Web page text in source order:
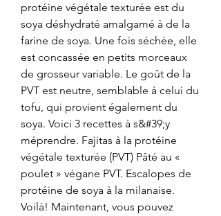
protéine végétale texturée est du
soya déshydraté amalgamé à de la
farine de soya. Une fois séchée, elle
est concassée en petits morceaux
de grosseur variable. Le goût de la
PVT est neutre, semblable à celui du
tofu, qui provient également du
soya. Voici 3 recettes à s&#39;y
méprendre. Fajitas à la protéine
végétale texturée (PVT) Pâté au «
poulet » végane PVT. Escalopes de
protéine de soya à la milanaise.
Voilà! Maintenant, vous pouvez